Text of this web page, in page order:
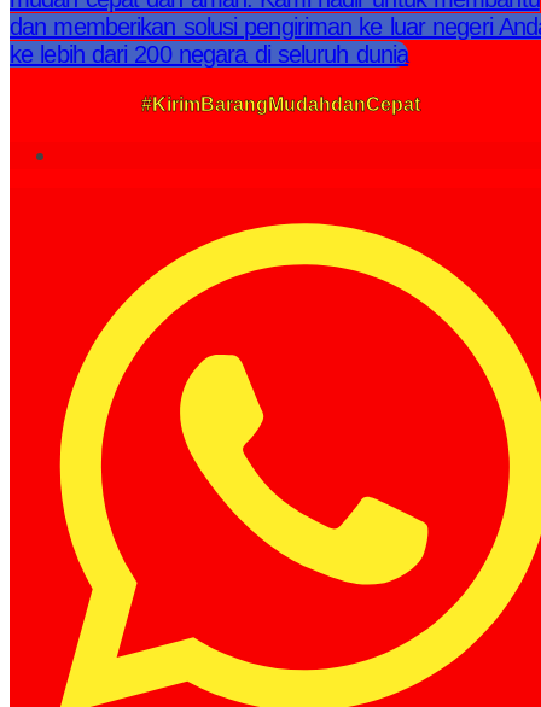
dan memberikan solusi pengiriman ke luar negeri
ke lebih dari 200 negara di seluruh dunia
#KirimBarangMudahdanCepat